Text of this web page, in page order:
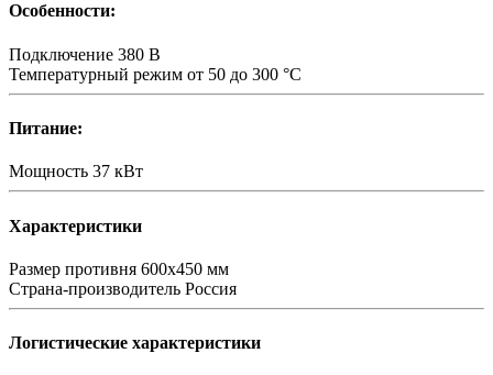
Особенности:
Подключение 380 В
Температурный режим от 50 до 300 °С
Питание:
Мощность 37 кВт
Характеристики
Размер противня 600х450 мм
Страна-производитель Россия
Логистические характеристики